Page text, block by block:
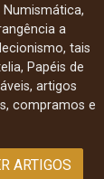
a
tais
Papéis de
artigos
compramos e
ARTIGOS